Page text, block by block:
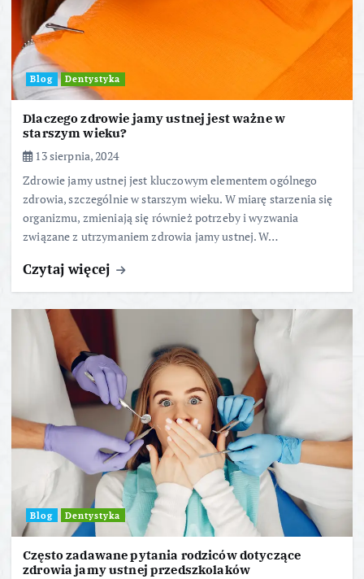
Blog Dentystyka
Dlaczego zdrowie jamy ustnej jest ważne w
starszym wieku?
13 sierpnia, 2024
Zdrowie jamy ustnej jest kluczowym elementem ogólnego
zdrowia, szczególnie w starszym wieku. W miarę starzenia się
organizmu, zmieniają się również potrzeby i wyzwania
związane z utrzymaniem zdrowia jamy ustnej. W…
Czytaj więcej
Blog Dentystyka
Często zadawane pytania rodziców dotyczące
zdrowia jamy ustnej przedszkolaków